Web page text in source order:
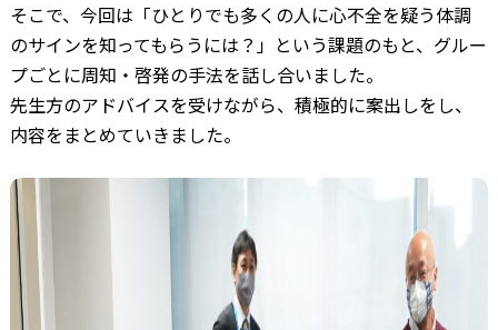
そこで、今回は「ひとりでも多くの人に心不全を疑う体調
のサインを知ってもらうには？」という課題のもと、グルー
プごとに周知・啓発の手法を話し合いました。
先生方のアドバイスを受けながら、積極的に案出しをし、
内容をまとめていきました。